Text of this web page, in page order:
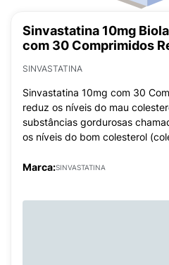
Sinvastatina 10mg
com 30 Comprimidos
SINVASTATINA
Sinvastatina 10mg com 30
reduz os níveis do mau
substâncias gordurosas
os níveis do bom colesterol
Marca:SINVASTATINA